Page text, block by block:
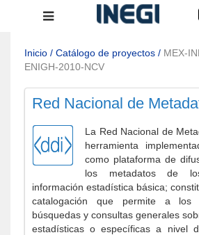
Menú
navegación
Inicio / Catálogo de proyectos / MEX-
ENIGH-2010-NCV
Red Nacional de
La Red Nacional de
herramienta
como plataforma de
los metadatos de
información estadística básica;
catalogación que permite a los
búsquedas y consultas generales
estadísticas o específicas a nivel